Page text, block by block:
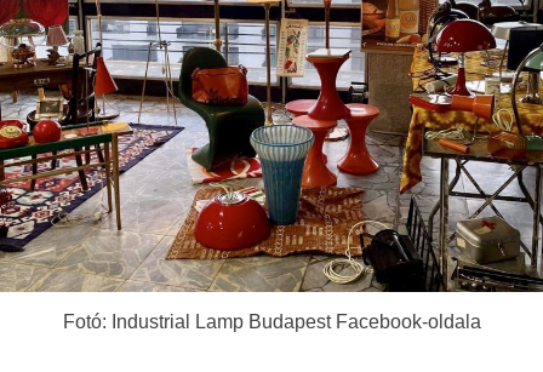
Fotó: Industrial Lamp Budapest Facebook-oldala